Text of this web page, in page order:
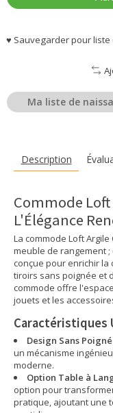
♥ Sauvegarder pour liste
Ma liste de
Description
Commode Loft
L'Élégance
La commode Loft
meuble de rangement
conçue pour enrichir
tiroirs sans poignée et
commode offre
jouets et les
Caractéristiques
Design Sans
un mécanisme
moderne.
Option Table à
option pour
pratique, ajoutant une